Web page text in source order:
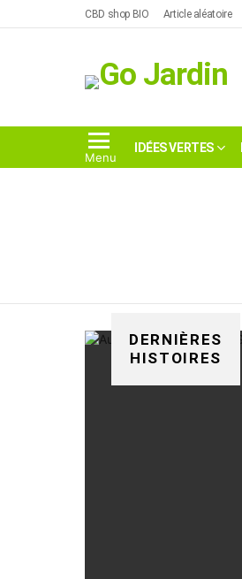
to
CBD shop BIO Article aléatoire
Menu
IDÉES VERTES
DERNIÈRES
HISTOIRES